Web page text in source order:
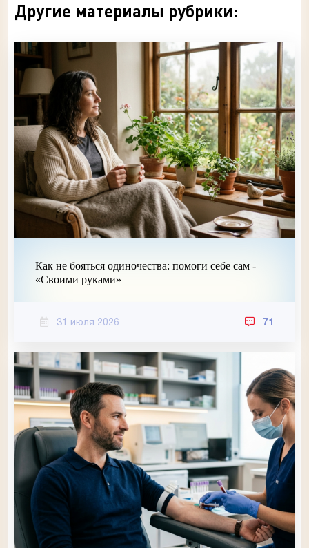
Другие материалы рубрики:
Как не бояться одиночества: помоги себе сам -
«Своими руками»
31 июля 2026 71